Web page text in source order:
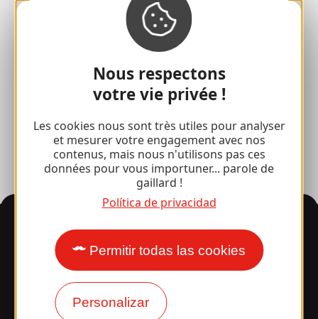
Nous respectons
votre vie privée !
Les cookies nous sont très utiles pour analyser
et mesurer votre engagement avec nos
contenus, mais nous n'utilisons pas ces
données pour vous importuner... parole de
gaillard !
Política de privacidad
Permitir todas las cookies
Personalizar
Pausas deportivas
100% Club Gaillard
Brive 100% Evento
Sala de prensa
Información
¿Le sorprende nuestro
diseño?